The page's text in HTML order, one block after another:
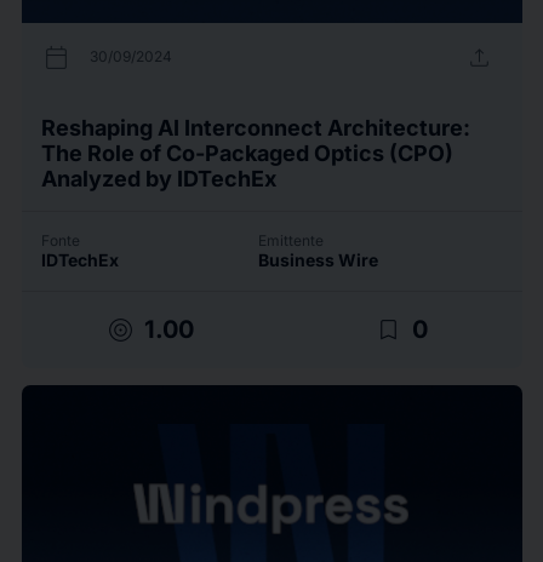
calendar_today 30/09/2024 upload
Reshaping AI Interconnect Architecture:
The Role of Co-Packaged Optics (CPO)
Analyzed by IDTechEx
Fonte
IDTechEx
Emittente
Business Wire
target 1.00 bookmark_border 0